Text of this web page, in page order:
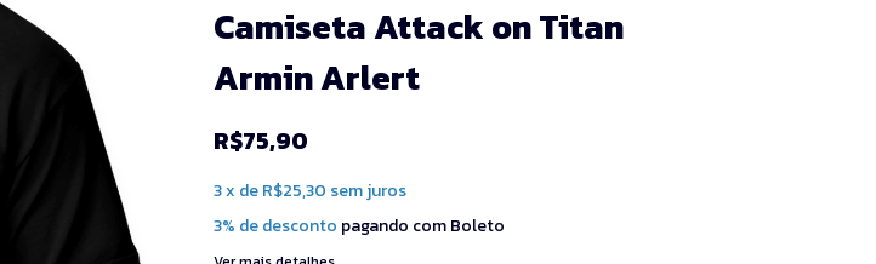
Camiseta Attack on Titan
Armin Arlert
R$75,90
3x deR$25,30 sem juros
3% de desconto pagando com Boleto